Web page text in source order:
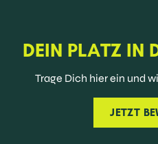
DEIN PLATZ IN
Trage Dich hier ein und
JETZT